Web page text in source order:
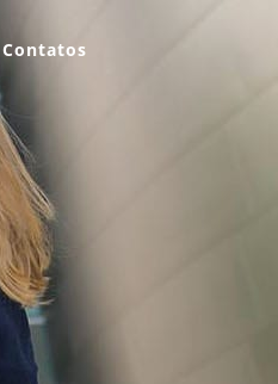
Contatos